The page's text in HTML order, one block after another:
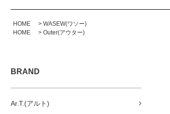
HOME > WASEW(ワソー)
HOME
> Outer(アウター)
BRAND
Ar.T.(アルト)